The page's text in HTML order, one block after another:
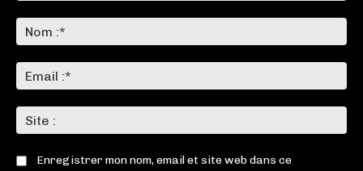
:*
:*
:
Enregistrer mon nom, email et site web dans ce